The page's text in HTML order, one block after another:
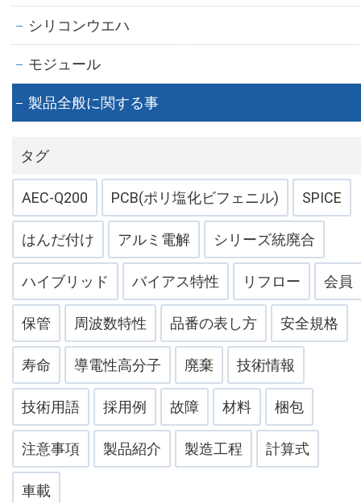
シリコンウエハ
モジュール
製品全般に関する事
タグ
AEC-Q200 PCB(ポリ塩化ビフェニル) SPICE
はんだ付け アルミ電解 シリーズ統廃合
ハイブリッド バイアス特性 リフロー 会員
保管 周波数特性 品番の表し方 安全規格
寿命 導電性高分子 廃棄 技術情報
技術用語 採用例 故障 材料 梱包
注意事項 製品紹介 製造工程 計算式
車載